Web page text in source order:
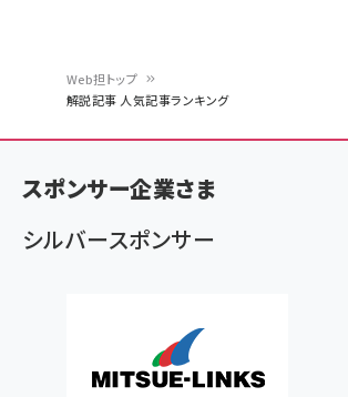
く
ず
Web担トップ
解説記事 人気記事ランキング
スポンサー企業さま
シルバースポンサー